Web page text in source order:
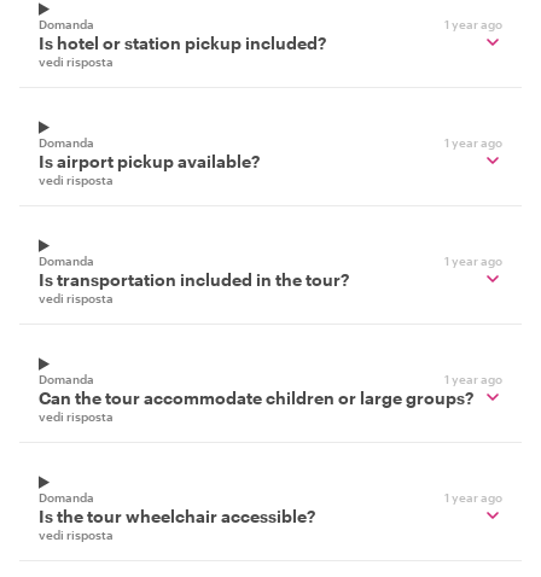
Domanda 1 year ago
Is hotel or station pickup included?
vedi risposta
Domanda 1 year ago
Is airport pickup available?
vedi risposta
Domanda 1 year ago
Is transportation included in the tour?
vedi risposta
Domanda 1 year ago
Can the tour accommodate children or large groups?
vedi risposta
Domanda 1 year ago
Is the tour wheelchair accessible?
vedi risposta